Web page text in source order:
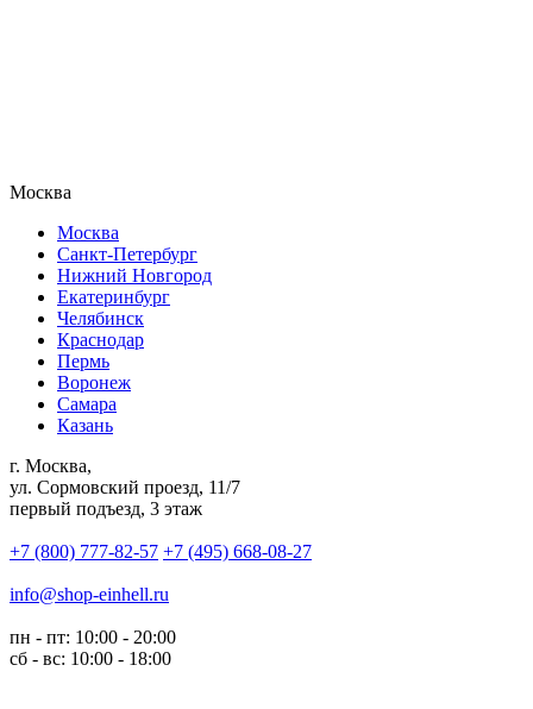
Москва
Москва
Санкт-Петербург
Нижний Новгород
Екатеринбург
Челябинск
Краснодар
Пермь
Воронеж
Самара
Казань
г. Москва,
ул. Сормовский проезд, 11/7
первый подъезд, 3 этаж
+7 (800) 777-82-57 +7 (495) 668-08-27
info@shop-einhell.ru
пн - пт: 10:00 - 20:00
сб - вс: 10:00 - 18:00